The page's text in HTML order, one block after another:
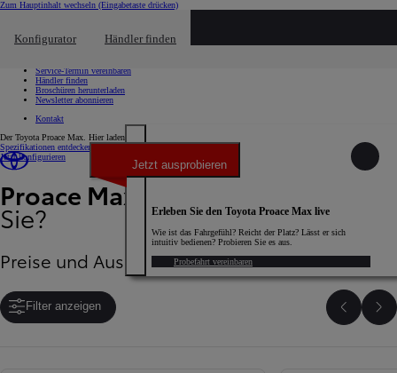
Zum Hauptinhalt wechseln (Eingabetaste drücken)
Konfigurator Händler finden
Schnellzugriff Klicken um das Reach-Out-Menü zu schließen
Service-Termin vereinbaren
Händler finden
Broschüren herunterladen
Newsletter abonnieren
Kontakt
Der Toyota Proace Max. Hier laden gerade noch Inhalte.
Spezifikationen entdecken
Jetzt konfigurieren
Proace Max
Sie?
Preise und Ausstattung
Filter anzeigen Zurück
Jetzt ausprobieren
Erleben Sie den Toyota Proace Max live
Wie ist das Fahrgefühl? Reicht der Platz? Lässt er sich
intuitiv bedienen? Probieren Sie es aus.
Probefahrt vereinbaren